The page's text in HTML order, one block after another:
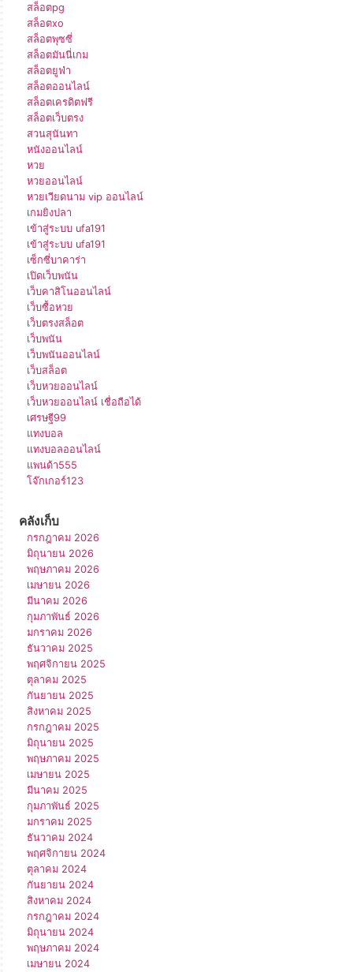
สล็อตpg
สล็อตxo
สล็อตพุซซี่
สล็อตมันนี่เกม
สล็อตยูฟ่า
สล็อตออนไลน์
สล็อตเครดิตฟรี
สล็อตเว็บตรง
สวนสุนันทา
หนังออนไลน์
หวย
หวยออนไลน์
หวยเวียดนาม vip ออนไลน์
เกมยิงปลา
เข้าสู่ระบบ ufa191
เข้าสู่ระบบ ufa191
เซ็กซี่บาคาร่า
เปิดเว็บพนัน
เว็บคาสิโนออนไลน์
เว็บซื้อหวย
เว็บตรงสล็อต
เว็บพนัน
เว็บพนันออนไลน์
เว็บสล็อต
เว็บหวยออนไลน์
เว็บหวยออนไลน์ เชื่อถือได้
เศรษฐี99
แทงบอล
แทงบอลออนไลน์
แพนด้า555
โจ๊กเกอร์123
คลังเก็บ
กรกฎาคม 2026
มิถุนายน 2026
พฤษภาคม 2026
เมษายน 2026
มีนาคม 2026
กุมภาพันธ์ 2026
มกราคม 2026
ธันวาคม 2025
พฤศจิกายน 2025
ตุลาคม 2025
กันยายน 2025
สิงหาคม 2025
กรกฎาคม 2025
มิถุนายน 2025
พฤษภาคม 2025
เมษายน 2025
มีนาคม 2025
กุมภาพันธ์ 2025
มกราคม 2025
ธันวาคม 2024
พฤศจิกายน 2024
ตุลาคม 2024
กันยายน 2024
สิงหาคม 2024
กรกฎาคม 2024
มิถุนายน 2024
พฤษภาคม 2024
เมษายน 2024